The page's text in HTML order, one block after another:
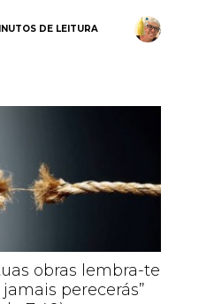
DE LEITURA
obras lembra-te
perecerás”